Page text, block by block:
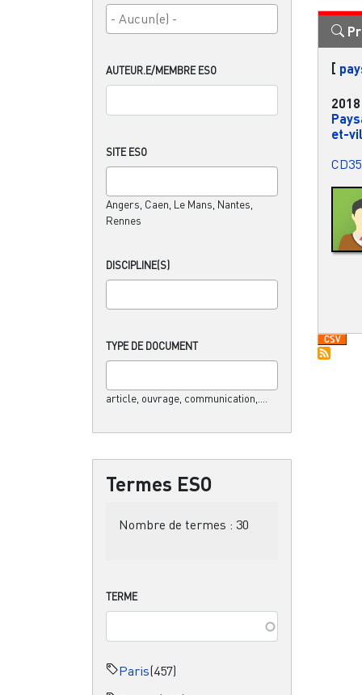
AUTEUR.E/MEMBRE ESO
SITE ESO
Angers, Caen, Le Mans, Nantes,
Rennes
DISCIPLINE(S)
TYPE DE DOCUMENT
article, ouvrage, communication,....
Termes ESO
Nombre de termes : 30
TERME
Paris(457)
[
2018
et-
CD35